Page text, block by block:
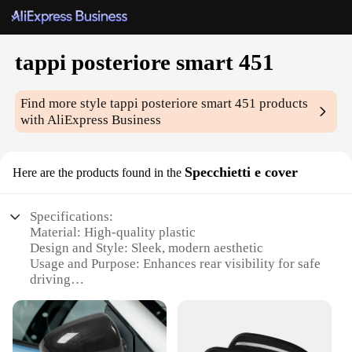
tappi posteriore smart 451
Find more styletappi posteriore smart 451 products
with AliExpress Business
Here are the products found in the Specchietti e cover
Specifications:
Material: High-quality plastic
Design and Style: Sleek, modern aesthetic
Usage and Purpose: Enhances rear visibility for safe
driving
Covers
Performance and Property: Durable and weather-
resistant